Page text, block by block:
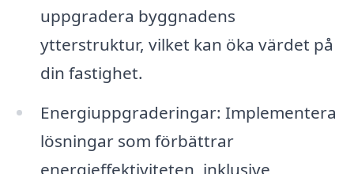
uppgradera byggnadens
ytterstruktur, vilket kan öka värdet på
din fastighet.
Energiuppgraderingar: Implementera
lösningar som förbättrar
energieffektiviteten, inklusive